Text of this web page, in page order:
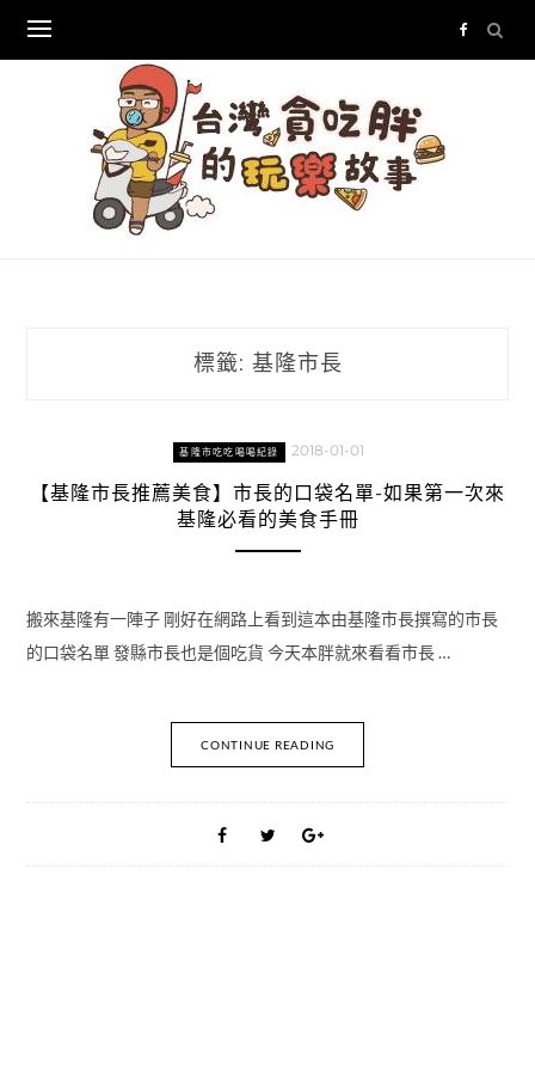
content
標籤: 基隆市長
基隆市吃吃喝喝紀錄 2018-01-01
【基隆市長推薦美食】市長的口袋名單-如果第一次來
基隆必看的美食手冊
搬來基隆有一陣子 剛好在網路上看到這本由基隆市長撰寫的市長
的口袋名單 發縣市長也是個吃貨 今天本胖就來看看市長 …
CONTINUE READING